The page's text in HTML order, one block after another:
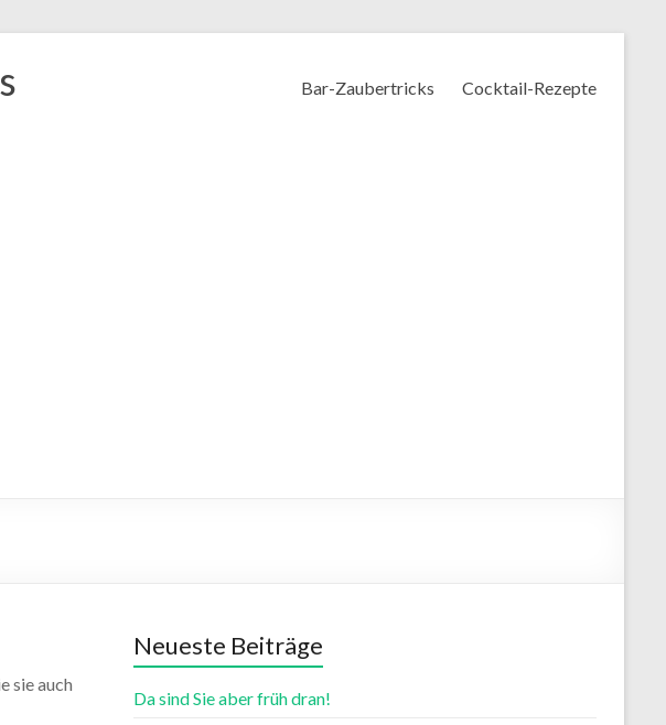
Bar-Zaubertricks Cocktail-Rezepte
sie auch
Neueste Beiträge
Da sind Sie aber früh dran!